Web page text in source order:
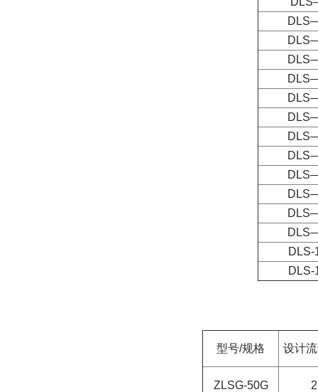
DLS-
DLS-
型号/规格 设计
ZLSG-50G